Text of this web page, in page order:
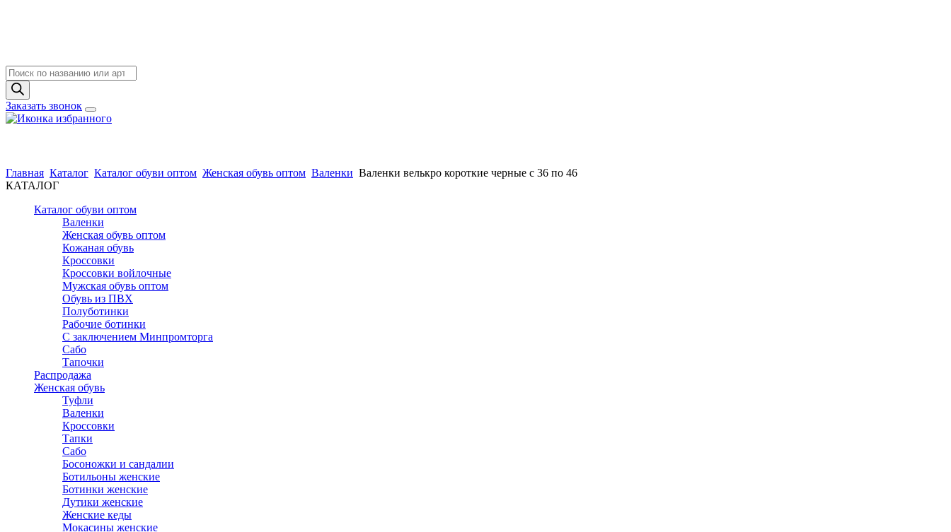
Поиск
товаров
Заказать звонок
Главная Каталог Каталог обуви оптом Женская обувь оптом Валенки Валенки велькро короткие черные с 36 по 46
КАТАЛОГ
Каталог обуви оптом
Валенки
Женская обувь оптом
Кожаная обувь
Кроссовки
Кроссовки войлочные
Мужская обувь оптом
Обувь из ПВХ
Полуботинки
Рабочие ботинки
С заключением Минпромторга
Сабо
Тапочки
Распродажа
Женская обувь
Туфли
Валенки
Кроссовки
Тапки
Сабо
Босоножки и сандалии
Ботильоны женские
Ботинки женские
Дутики женские
Женские кеды
Мокасины женские